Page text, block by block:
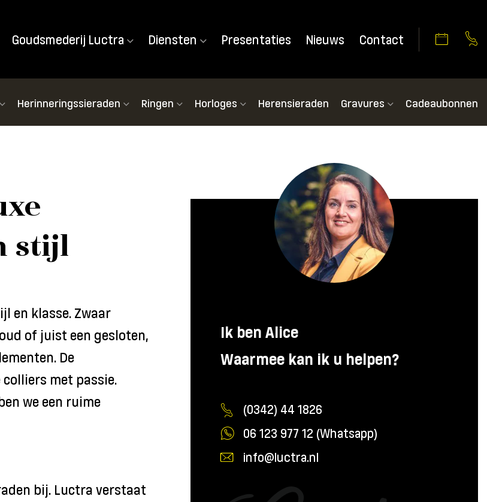
Goudsmederij Luctra Diensten Presentaties Nieuws Contact
Herinneringssieraden Ringen Horloges Herensieraden Gravures Cadeaubonnen
stijl
en klasse. Zwaar
of juist een gesloten,
De
met passie.
we een ruime
bij. Luctra verstaat
Ik ben Alice
Waarmee kan ik u helpen?
(0342) 44 1826
06 123 977 12 (Whatsapp)
info@luctra.nl